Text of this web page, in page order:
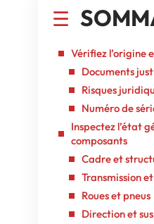
Vérifiez l’origine
Documents
Risques
Numéro de
Inspectez l’état
composants
Cadre et
Transmission
Roues et pneus
Direction et